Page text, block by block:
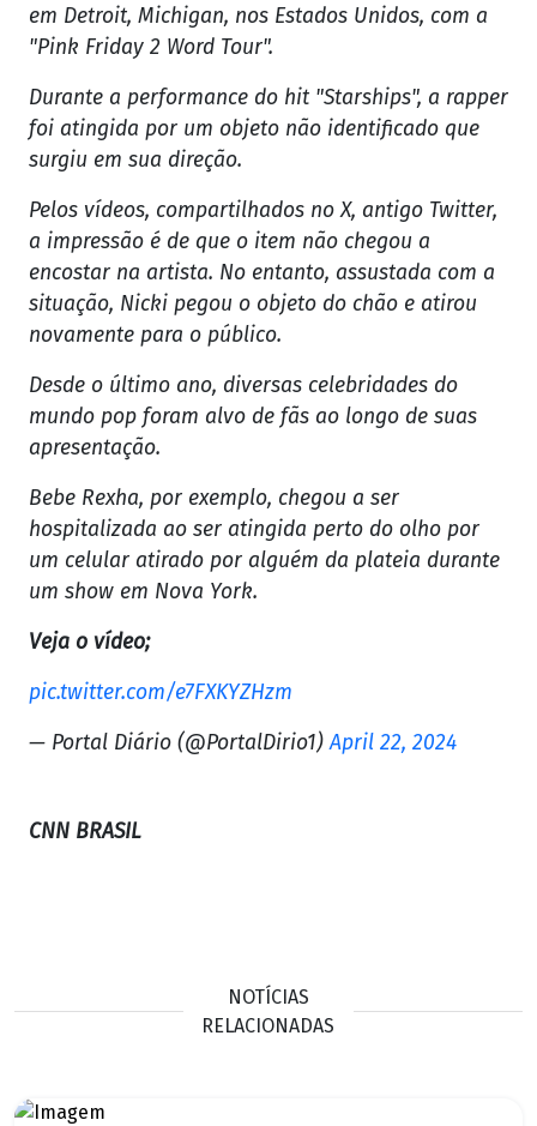
em Detroit, Michigan, nos Estados Unidos, com a
"Pink Friday 2 Word Tour".
Durante a performance do hit "Starships", a rapper
foi atingida por um objeto não identificado que
surgiu em sua direção.
Pelos vídeos, compartilhados no X, antigo Twitter,
a impressão é de que o item não chegou a
encostar na artista. No entanto, assustada com a
situação, Nicki pegou o objeto do chão e atirou
novamente para o público.
Desde o último ano, diversas celebridades do
mundo pop foram alvo de fãs ao longo de suas
apresentação.
Bebe Rexha, por exemplo, chegou a ser
hospitalizada ao ser atingida perto do olho por
um celular atirado por alguém da plateia durante
um show em Nova York.
Veja o vídeo;
pic.twitter.com/e7FXKYZHzm
— Portal Diário (@PortalDirio1)April 22, 2024
CNN BRASIL
NOTÍCIAS
RELACIONADAS